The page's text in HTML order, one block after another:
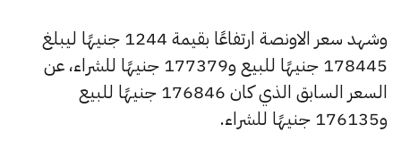
وشهد سعر الاونصة ارتفاعًا بقيمة 1244 جنيهًا ليبلغ
178445 جنيهًا للبيع و177379 جنيهًا للشراء، عن
السعر السابق الذي كان 176846 جنيهًا للبيع
و176135 جنيهًا للشراء.